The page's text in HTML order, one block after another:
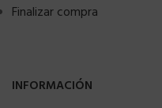
Finalizar compra
INFORMACIÓN